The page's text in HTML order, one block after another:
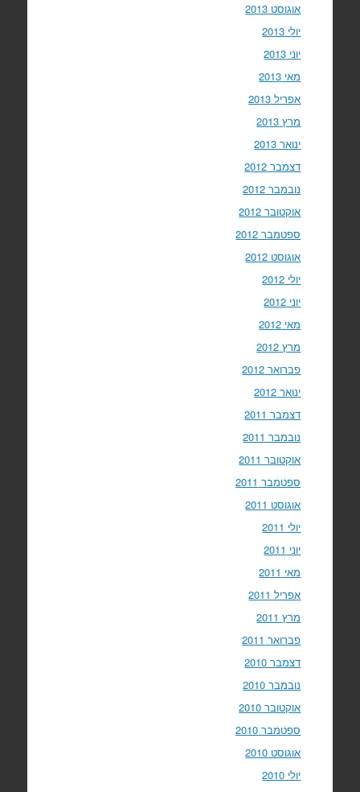
אוגוסט 2013
יולי 2013
יוני 2013
מאי 2013
אפריל 2013
מרץ 2013
ינואר 2013
דצמבר 2012
נובמבר 2012
אוקטובר 2012
ספטמבר 2012
אוגוסט 2012
יולי 2012
יוני 2012
מאי 2012
מרץ 2012
פברואר 2012
ינואר 2012
דצמבר 2011
נובמבר 2011
אוקטובר 2011
ספטמבר 2011
אוגוסט 2011
יולי 2011
יוני 2011
מאי 2011
אפריל 2011
מרץ 2011
פברואר 2011
דצמבר 2010
נובמבר 2010
אוקטובר 2010
ספטמבר 2010
אוגוסט 2010
יולי 2010